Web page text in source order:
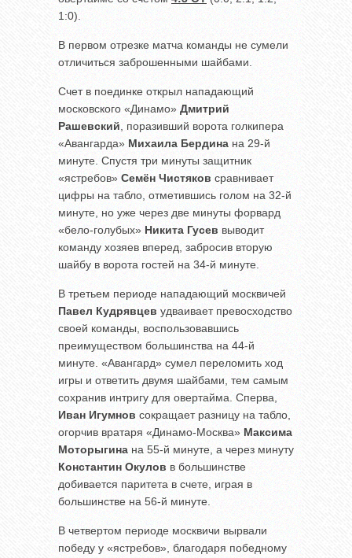
1:0).
В первом отрезке матча команды не сумели
отличиться заброшенными шайбами.
Счет в поединке открыл нападающий
московского «Динамо» Дмитрий
Рашевский , поразивший ворота голкипера
«Авангарда» Михаила Бердина на 29-й
минуте. Спустя три минуты защитник
«ястребов» Семён Чистяков сравнивает
цифры на табло, отметившись голом на 32-й
минуте, но уже через две минуты форвард
«бело-голубых» Никита Гусев выводит
команду хозяев вперед, забросив вторую
шайбу в ворота гостей на 34-й минуте.
В третьем периоде нападающий москвичей
Павел Кудрявцев удваивает превосходство
своей команды, воспользовавшись
преимуществом большинства на 44-й
минуте. «Авангард» сумел переломить ход
игры и ответить двумя шайбами, тем самым
сохранив интригу для овертайма. Сперва,
Иван Игумнов сокращает разницу на табло,
огорчив вратаря «Динамо-Москва» Максима
Моторыгина на 55-й минуте, а через минуту
Константин Окулов в большинстве
добивается паритета в счете, играя в
большинстве на 56-й минуте.
В четвертом периоде москвичи вырвали
победу у «ястребов», благодаря победному